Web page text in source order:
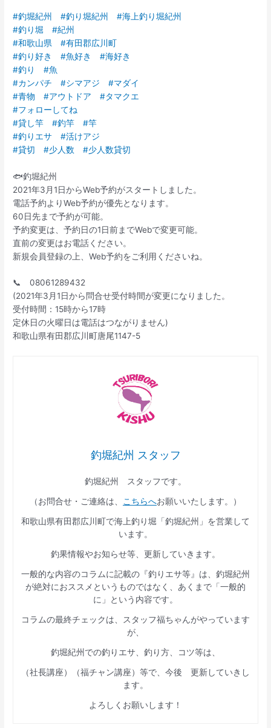
#釣堀紀州 #釣り堀紀州
#海上釣り堀紀州
#釣り堀
#紀州
#和歌山県
#有田郡広川町
#釣り好き
#魚好き
#海好き
#釣り
#魚
#カンパチ
#シマアジ
#マダイ
#青物
#アウトドア
#タマクエ
#フォローしてね
#貸し竿
#釣竿
#竿
#釣りエサ
#活けアジ
#貸切
#少人数 #少人数貸切
🐟釣堀紀州
2021年3月1日からWeb予約がスタートしました。
電話予約よりWeb予約が優先となります。
60日先まで予約が可能。
予約変更は、予約日の1日前までWebで変更可能。
直前の変更はお電話ください。
新規会員登録の上、Web予約をご利用くださいね。
📞 08061289432
(2021年3月1日から問合せ受付時間が変更になりました。
受付時間：15時から17時
定休日の火曜日は電話はつながりません)
和歌山県有田郡広川町唐尾1147-5
釣堀紀州 スタッフ
釣堀紀州 スタッフです。
（お問合せ・ご連絡は、
こちらへお願いいたします。）
和歌山県有田郡広川町で海上釣り堀「釣堀紀州」を営業して
います。
釣果情報やお知らせ等、更新していきます。
一般的な内容のコラムに記載の『釣りエサ等』は、釣堀紀州
が絶対におススメというものではなく、あくまで「一般的
に」という内容です。
コラムの最終チェックは、スタッフ福ちゃんがやっています
が、
釣堀紀州での釣りエサ、釣り方、コツ等は、
（社長講座）（福チャン講座）等で、今後 更新していきし
ます。
よろしくお願いします！